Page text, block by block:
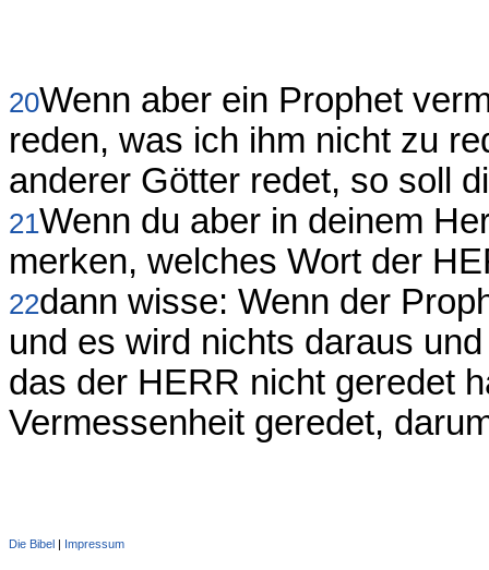
20Wenn aber ein Prophet
reden, was ich ihm nicht zu
anderer Götter redet, so soll
21Wenn du aber in deinem
merken, welches Wort der
22dann wisse: Wenn der
und es wird nichts daraus
das der HERR nicht geredet
Vermessenheit geredet,
Die Bibel | Impressum